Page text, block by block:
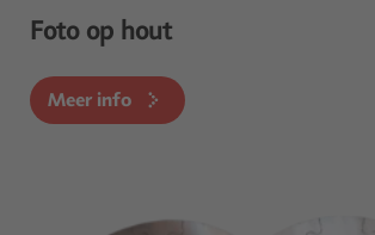
Foto op hout
Meer info